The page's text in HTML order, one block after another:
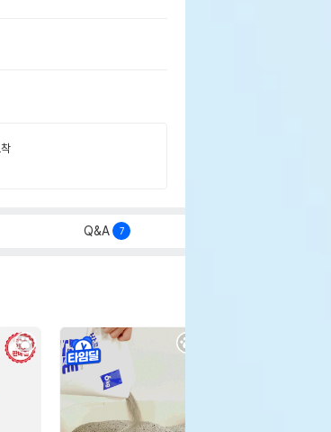
Q&A 7